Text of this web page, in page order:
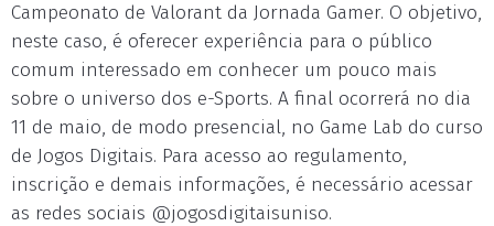
Campeonato de Valorant da Jornada Gamer. O objetivo,
neste caso, é oferecer experiência para o público
comum interessado em conhecer um pouco mais
sobre o universo dos e-Sports. A final ocorrerá no dia
11 de maio, de modo presencial, no Game Lab do curso
de Jogos Digitais. Para acesso ao regulamento,
inscrição e demais informações, é necessário acessar
as redes sociais @jogosdigitaisuniso.